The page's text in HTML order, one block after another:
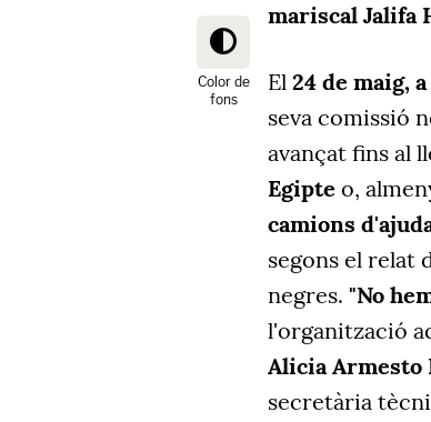
Color de
fons
mariscal Jalifa
El 24 de maig, a
seva comissió
avançat fins al
Egipte o,
camions
segons el relat
negres. "No
l'organització
Alicia Armesto
secretària